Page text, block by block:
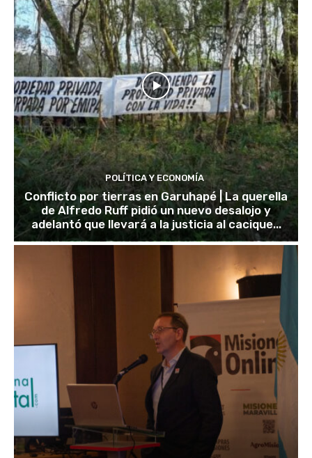
POLÍTICA Y ECONOMÍA
Conflicto por tierras en Garuhapé | La querella
de Alfredo Ruff pidió un nuevo desalojo y
adelantó que llevará a la justicia al cacique...